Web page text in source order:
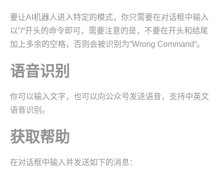
要让AI机器人进入特定的模式，你只需要在对话框中输入
以”/“开头的命令即可，需要注意的是，不要在开头和结尾
加上多余的空格，否则会被识别为”Wrong Command“。
语音识别
你可以输入文字，也可以向公众号发送语音，支持中英文
语音识别。
获取帮助
在对话框中输入并发送如下的消息：